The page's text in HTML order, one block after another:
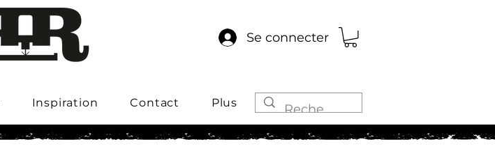
Se connecter
Inspiration Contact Plus